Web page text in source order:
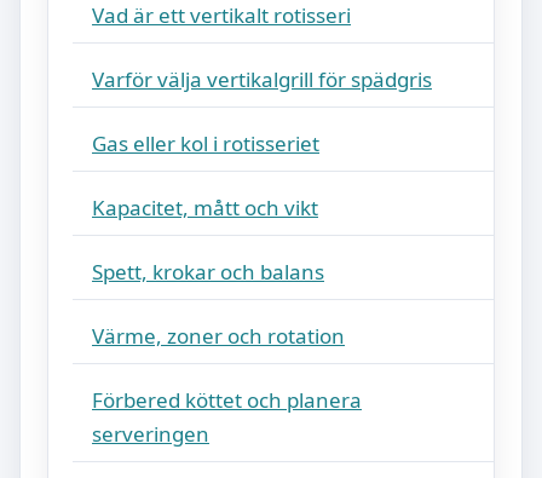
Vad är ett vertikalt rotisseri
Varför välja vertikalgrill för spädgris
Gas eller kol i rotisseriet
Kapacitet, mått och vikt
Spett, krokar och balans
Värme, zoner och rotation
Förbered köttet och planera
serveringen